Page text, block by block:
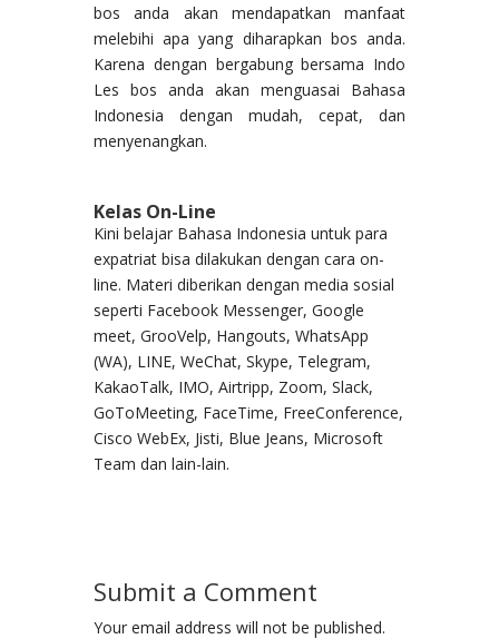
bos anda akan mendapatkan manfaat
melebihi apa yang diharapkan bos anda.
Karena dengan bergabung bersama Indo
Les bos anda akan menguasai Bahasa
Indonesia dengan mudah, cepat, dan
menyenangkan.
Kelas On-Line
Kini belajar Bahasa Indonesia untuk para
expatriat bisa dilakukan dengan cara on-
line. Materi diberikan dengan media sosial
seperti Facebook Messenger, Google
meet, GrooVelp, Hangouts, WhatsApp
(WA), LINE, WeChat, Skype, Telegram,
KakaoTalk, IMO, Airtripp, Zoom, Slack,
GoToMeeting, FaceTime, FreeConference,
Cisco WebEx, Jisti, Blue Jeans, Microsoft
Team dan lain-lain.
Submit a Comment
Your email address will not be published.